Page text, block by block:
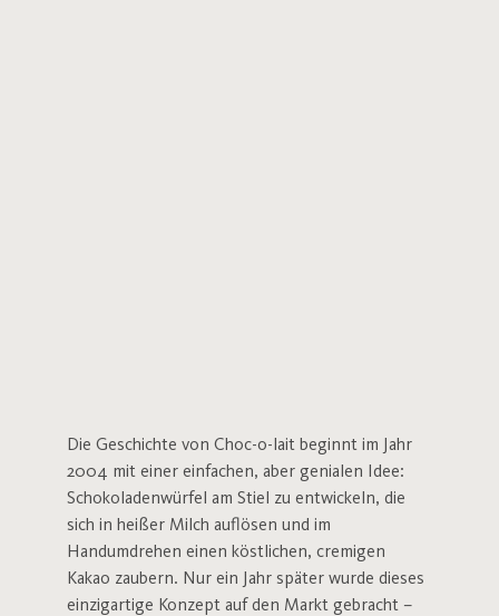
Die Geschichte von Choc-o-lait beginnt im Jahr
2004 mit einer einfachen, aber genialen Idee:
Schokoladenwürfel am Stiel zu entwickeln, die
sich in heißer Milch auflösen und im
Handumdrehen einen köstlichen, cremigen
Kakao zaubern. Nur ein Jahr später wurde dieses
einzigartige Konzept auf den Markt gebracht –